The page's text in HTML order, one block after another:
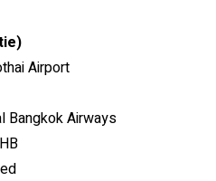
Airport
Bangkok Airways